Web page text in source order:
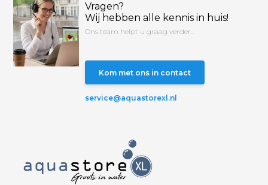
Vragen?
Wij hebben alle kennis in huis!
Ons team helpt u graag verder...
Kom met ons in contact
service@aquastorexl.nl